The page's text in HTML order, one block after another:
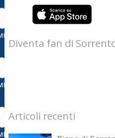
Diventa fan di
Articoli recenti